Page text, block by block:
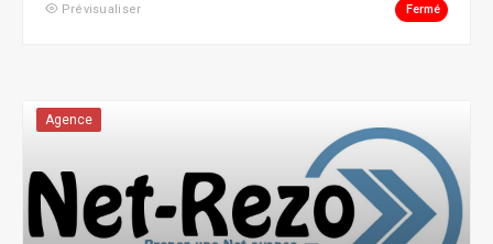
Prévisualiser Fermé
Agence